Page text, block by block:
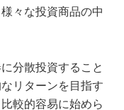
々な投資商品の中
分散投資すること
リターンを目指す
較的容易に始めら